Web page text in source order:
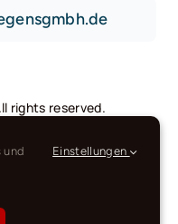
rights reserved.
und
Einstellungen